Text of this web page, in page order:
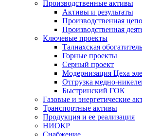
Производственные активы
Активы и результаты
Производственная
Производственная
Ключевые проекты
Талнахская
Горные проекты
Серный проект
Модернизация Цеха
Отгрузка медно-
Быстринский ГОК
Газовые и энергетические
Транспортные активы
Продукция и ее реализация
НИОКР
Снабжение